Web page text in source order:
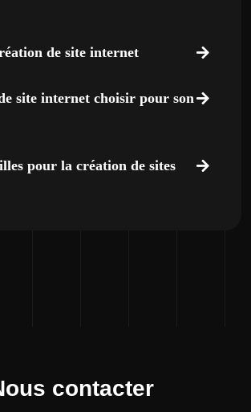
de site internet
site internet choisir pour son
pour la création de sites
contacter